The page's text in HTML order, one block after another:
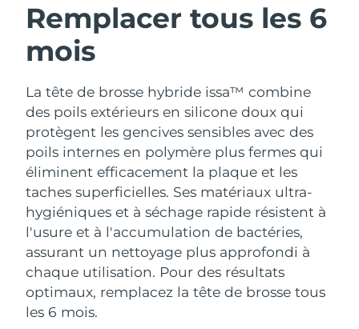
Remplacer tous les 6
mois
La tête de brosse hybride issa™ combine
des poils extérieurs en silicone doux qui
protègent les gencives sensibles avec des
poils internes en polymère plus fermes qui
éliminent efficacement la plaque et les
taches superficielles. Ses matériaux ultra-
hygiéniques et à séchage rapide résistent à
l'usure et à l'accumulation de bactéries,
assurant un nettoyage plus approfondi à
chaque utilisation. Pour des résultats
optimaux, remplacez la tête de brosse tous
les 6 mois.